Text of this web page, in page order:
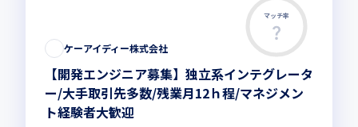
マッチ率
ケーアイディー株式会社
【開発エンジニア募集】独立系インテグレータ
ー/大手取引先多数/残業月12ｈ程/マネジメン
ト経験者大歓迎